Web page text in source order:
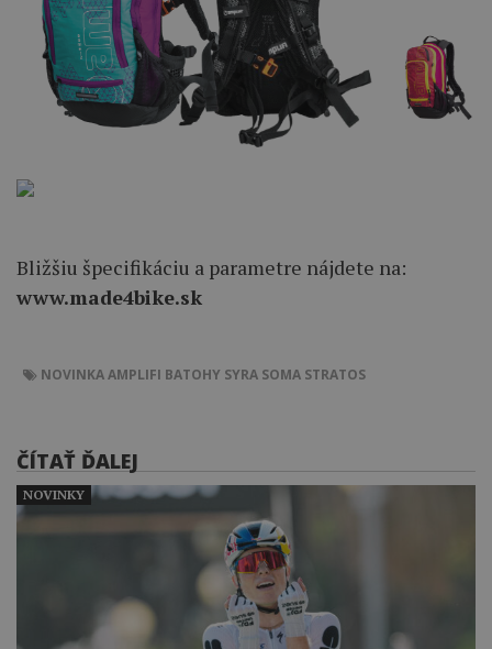
Bližšiu špecifikáciu a parametre nájdete na:
www.made4bike.sk
NOVINKAAMPLIFI BATOHY SYRA SOMA STRATOS
ČÍTAŤ ĎALEJ
NOVINKY